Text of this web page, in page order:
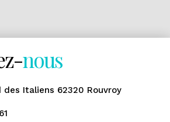
nous
des Italiens 62320 Rouvroy